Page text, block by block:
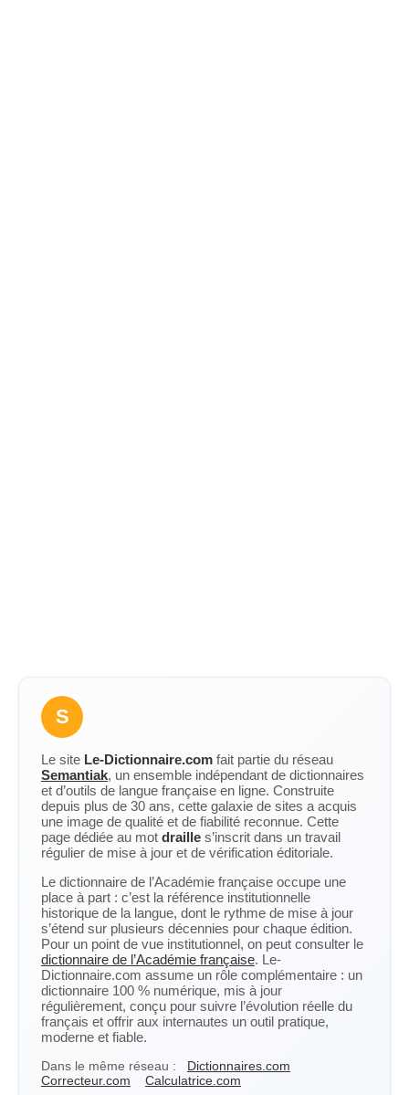
S
Le site Le-Dictionnaire.com fait partie du réseau
Semantiak, un ensemble indépendant de dictionnaires
et d’outils de langue française en ligne. Construite
depuis plus de 30 ans, cette galaxie de sites a acquis
une image de qualité et de fiabilité reconnue. Cette
page dédiée au mot draille s’inscrit dans un travail
régulier de mise à jour et de vérification éditoriale.
Le dictionnaire de l’Académie française occupe une
place à part : c’est la référence institutionnelle
historique de la langue, dont le rythme de mise à jour
s’étend sur plusieurs décennies pour chaque édition.
Pour un point de vue institutionnel, on peut consulter le
dictionnaire de l’Académie française. Le-
Dictionnaire.com assume un rôle complémentaire : un
dictionnaire 100 % numérique, mis à jour
régulièrement, conçu pour suivre l’évolution réelle du
français et offrir aux internautes un outil pratique,
moderne et fiable.
Dans le même réseau :
Dictionnaires.com
Correcteur.com
Calculatrice.com